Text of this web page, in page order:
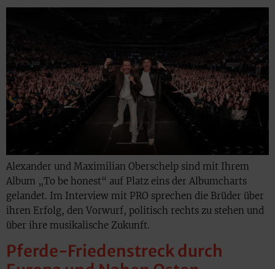
Alexander und Maximilian Oberschelp sind mit Ihrem
Album „To be honest“ auf Platz eins der Albumcharts
gelandet. Im Interview mit PRO sprechen die Brüder über
ihren Erfolg, den Vorwurf, politisch rechts zu stehen und
über ihre musikalische Zukunft.
Pferde-Friedenstreck durch